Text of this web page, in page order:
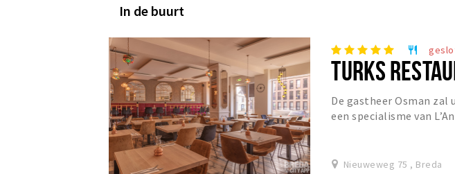
In de buurt
restaurant
TURKS
De gastheer Osman zal
een specialisme van
Nieuweweg 75 , Breda